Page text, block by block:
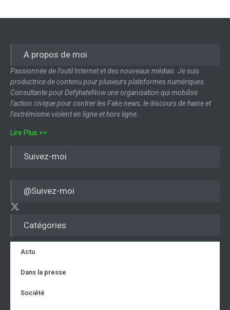
Catégories
Actu
Dans la presse
Société
A propos de moi
Passionnée de l’outil Internet et des nouveaux médias. Je suis
productrice de contenu pour plusieurs plateformes numériques.
Consultante pour DefyhateNow une organisation qui mobilise
l’action civique pour contrer les Fake news, le discours de haine et
l’extrémisme violent en ligne et hors ligne.
Lire Plus >>
Suivez-moi
@Suivez-moi